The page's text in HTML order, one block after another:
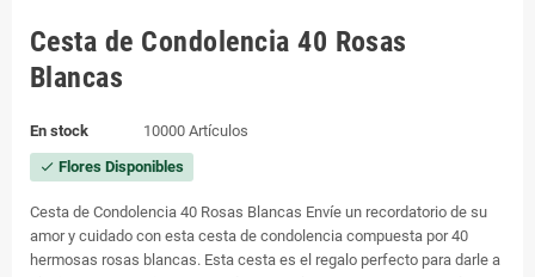
Cesta de Condolencia 40 Rosas
Blancas
En stock 10000 Artículos
check Flores Disponibles
Cesta de Condolencia 40 Rosas Blancas Envíe un recordatorio de su
amor y cuidado con esta cesta de condolencia compuesta por 40
hermosas rosas blancas. Esta cesta es el regalo perfecto para darle a